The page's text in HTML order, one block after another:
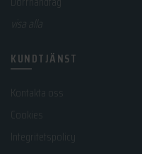
KUNDTJÄNST
Kontakta oss
Integritetspolicy